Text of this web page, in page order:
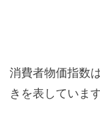
消費者物価指数
きを表していま